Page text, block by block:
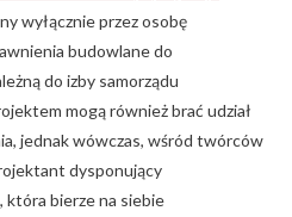
wyłącznie przez osobę
budowlane do
do izby samorządu
mogą również brać udział
jednak wówczas, wśród twórców
dysponujący
która bierze na siebie